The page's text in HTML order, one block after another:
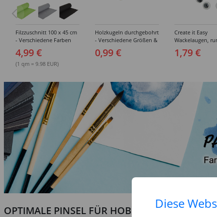
Filzzuschnitt 100 x 45 cm
- Verschiedene Farben
4,99 €
(1 qm = 9.98 EUR)
Holzkugeln durchgebohrt
- Verschiedene Größen &
Sortierungen
0,99 €
Create it Easy
Wackelaugen,
mm, 10 Stk.
1,79 €
OPTIMALE PINSEL FÜR HOBBY & KUNST
Diese